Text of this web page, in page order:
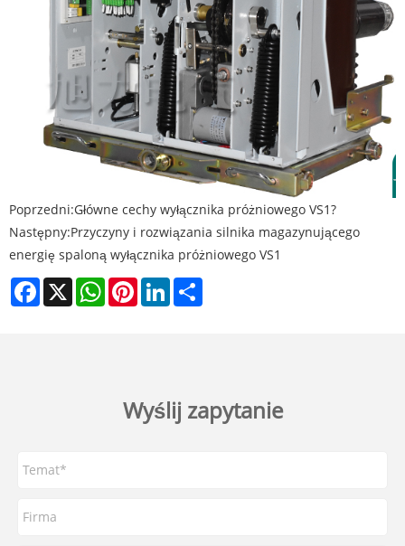
Poprzedni:Główne cechy wyłącznika próżniowego VS1?
Następny:Przyczyny i rozwiązania silnika magazynującego
energię spaloną wyłącznika próżniowego VS1
Facebook
X WhatsAppPinterestLinkedIn
Wyślij zapytanie